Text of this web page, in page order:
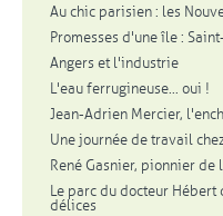
Au chic parisien : les
Promesses d'une île :
Angers et l'industrie
L'eau ferrugineuse... oui !
Jean-Adrien Mercier,
Une journée de travail
René Gasnier, pionnier
Le parc du docteur Hébert
délices